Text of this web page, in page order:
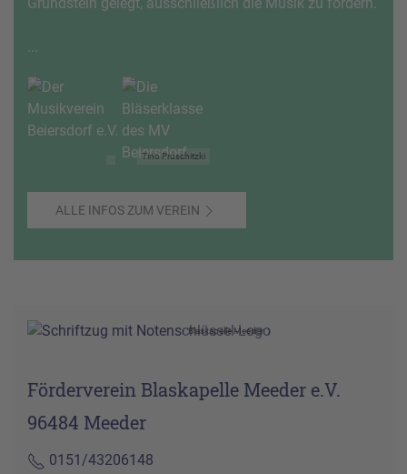
Tino Pruschitzki
ALLE INFOS ZUM VEREIN
Förderverein Blaskapelle Meeder e.V.
96484 Meeder
0151/43206148
Blaskapelle Meeder